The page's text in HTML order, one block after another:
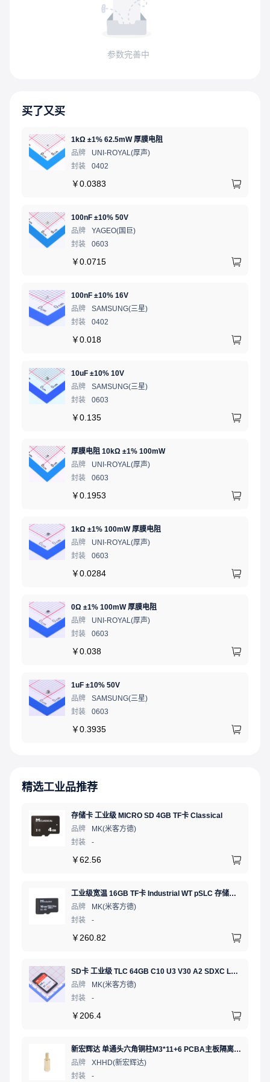
参数完善中
买了又买
1kΩ ±1% 62.5mW 厚膜电阻
品牌
UNI-ROYAL(厚声)
封装
0402
￥0.0383
100nF ±10% 50V
品牌
YAGEO(国巨)
封装
0603
￥0.0715
100nF ±10% 16V
品牌
SAMSUNG(三星)
封装
0402
￥0.018
10uF ±10% 10V
品牌
SAMSUNG(三星)
封装
0603
￥0.135
厚膜电阻 10kΩ ±1% 100mW
品牌
UNI-ROYAL(厚声)
封装
0603
￥0.1953
1kΩ ±1% 100mW 厚膜电阻
品牌
UNI-ROYAL(厚声)
封装
0603
￥0.0284
0Ω ±1% 100mW 厚膜电阻
品牌
UNI-ROYAL(厚声)
封装
0603
￥0.038
1uF ±10% 50V
品牌
SAMSUNG(三星)
封装
0603
￥0.3935
精选工业品推荐
存储卡 工业级 MICRO SD 4GB TF卡 Classical
品牌
MK(米客方德)
封装
-
￥62.56
工业级宽温 16GB TF卡 Industrial WT pSLC 存储卡 MICRO SD LDPC纠错 PE 30K 无人机、行车记录仪、安防监控适配
品牌
MK(米客方德)
封装
-
￥ 260.82
SD卡 工业级 TLC 64GB C10 U3 V30 A2 SDXC LDPC纠错 PE 3K 无人机、行车记录仪、安防监控适配
品牌
MK(米客方德)
封装
-
￥ 206.4
新宏辉达 单通头六角铜柱M3*11+6 PCBA主板隔离螺柱
品牌
XHHD(新宏辉达)
封装
-